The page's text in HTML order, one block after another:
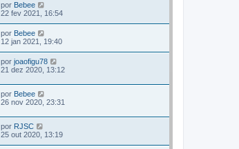
por Bebee
22 fev 2021, 16:54
por Bebee
12 jan 2021, 19:40
por joaofigu78
21 dez 2020, 13:12
por Bebee
26 nov 2020, 23:31
por RJSC
25 out 2020, 13:19